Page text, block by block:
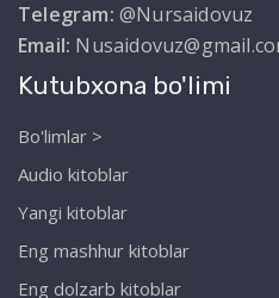
Telegram: @Nursaidovuz
Email:
Kutubxona bo'limi
Bo'limlar >
Audio kitoblar
Yangi kitoblar
Eng mashhur kitoblar
Eng dolzarb kitoblar